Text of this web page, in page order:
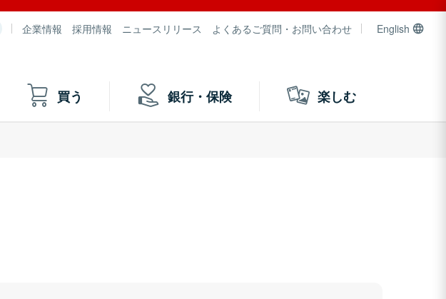
企業情報 採用情報 ニュースリリース よくあるご質問・お問い合わせ English
買う 銀行・保険 楽しむ